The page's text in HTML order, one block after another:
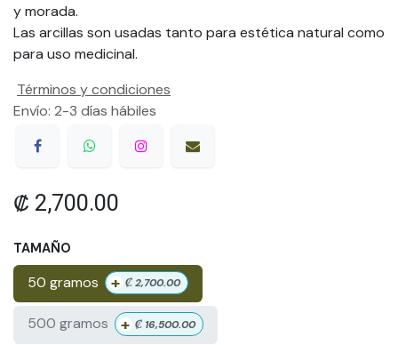
y morada.
Las arcillas son usadas tanto para estética natural como
para uso medicinal.
₡ 2,700.00
TAMAÑO
50 gramos + ₡2,700.00
500 gramos + ₡ 16,500.00
Términos y condiciones
Envío: 2-3 días hábiles